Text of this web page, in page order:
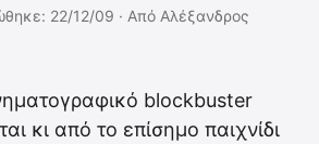
22/12/09 · Από Αλέξανδρος
blockbuster
κι από το επίσημο παιχνίδι